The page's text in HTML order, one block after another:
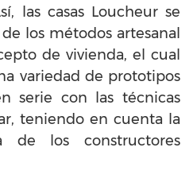
las casas Loucheur se
los métodos artesanal
de vivienda, el cual
variedad de prototipos
serie con las técnicas
teniendo en cuenta la
de los constructores